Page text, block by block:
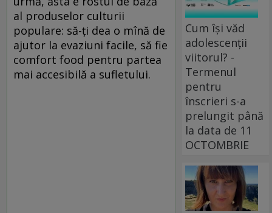
al produselor culturii
populare: să-ți dea o mînă de
ajutor la evaziuni facile, să fie
comfort food pentru partea
mai accesibilă a sufletului.
Cum își văd
adolescenții
viitorul? -
Termenul
pentru
înscrieri s-a
prelungit până
la data de 11
OCTOMBRIE